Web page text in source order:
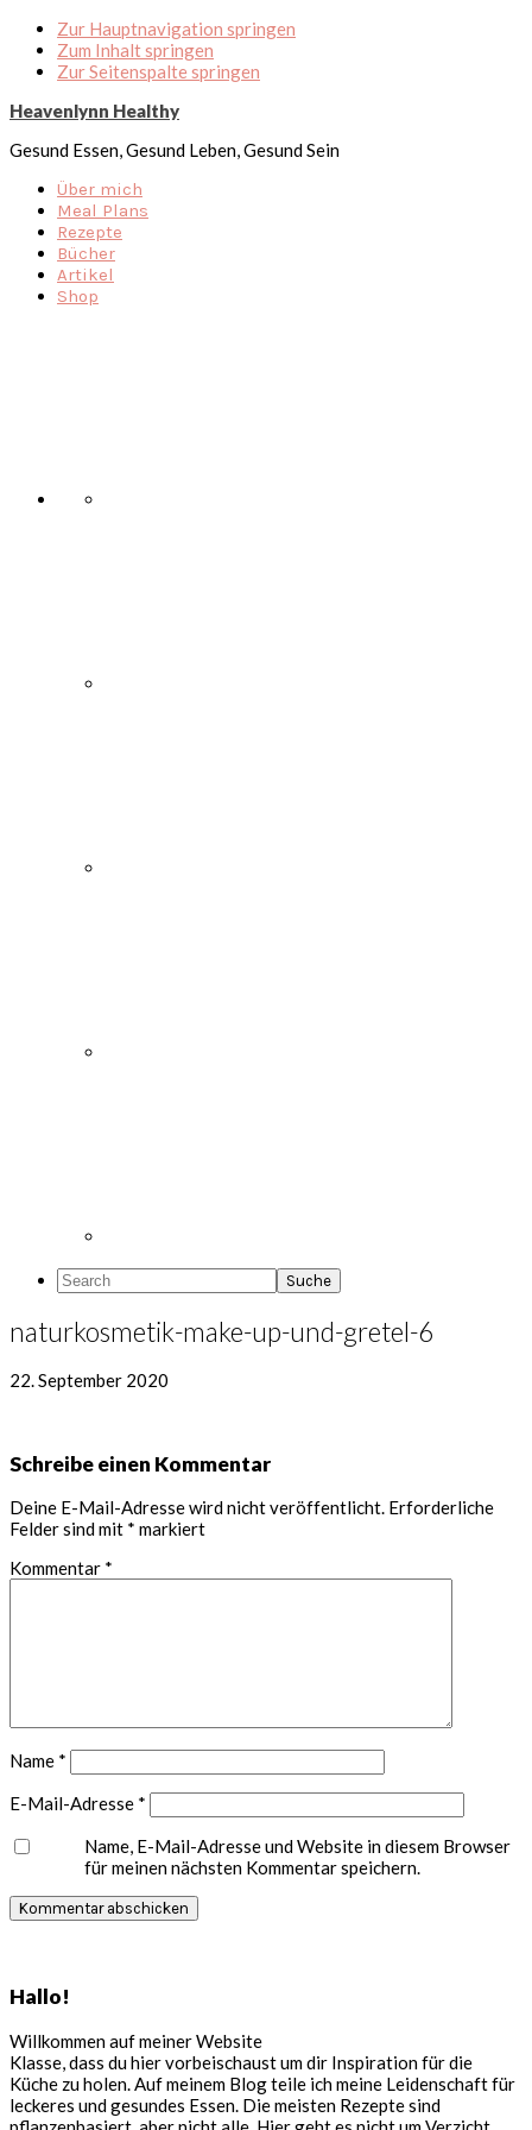
Zur Hauptnavigation springen
Zum Inhalt springen
Zur Seitenspalte springen
Heavenlynn Healthy
Gesund Essen, Gesund Leben, Gesund Sein
Über mich
Meal Plans
Rezepte
Bücher
Artikel
Shop
Search
naturkosmetik-make-up-und-gretel-6
22. September 2020
Leser-
Interaktionen
Schreibe einen Kommentar
Deine E-Mail-Adresse wird nicht veröffentlicht. Erforderliche
Felder sind mit * markiert
Kommentar *
Name *
E-Mail-Adresse *
Name, E-Mail-Adresse und Website in diesem Browser
für meinen nächsten Kommentar speichern.
Hallo!
Willkommen auf meiner Website
Klasse, dass du hier vorbeischaust um dir Inspiration für die
Küche zu holen. Auf meinem Blog teile ich meine Leidenschaft für
leckeres und gesundes Essen. Die meisten Rezepte sind